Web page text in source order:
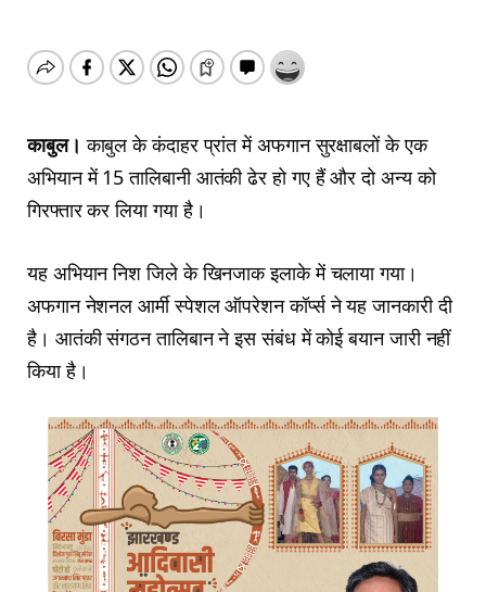
काबुल। काबुल के कंदाहर प्रांत में अफगान सुरक्षाबलों के एक
अभियान में 15 तालिबानी आतंकी ढेर हो गए हैं और दो अन्य को
गिरफ्तार कर लिया गया है।
यह अभियान निश जिले के खिनजाक इलाके में चलाया गया।
अफगान नेशनल आर्मी स्पेशल ऑपरेशन कॉर्प्स ने यह जानकारी दी
है। आतंकी संगठन तालिबान ने इस संबंध में कोई बयान जारी नहीं
किया है।